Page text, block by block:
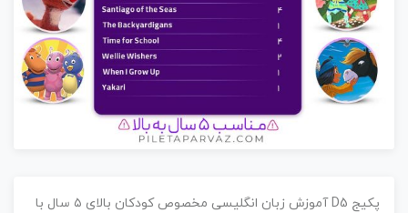
پکیج D5 آموزش زبان انگلیسی مخصوص کودکان بالای ۵ سال با